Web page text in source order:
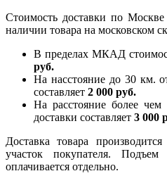
Стоимость доставки по
наличии товара на московском
В пределах МКАД
руб.
На насcтояние до 30 км.
составляет 2 000 руб.
На расстояние более
доставки составляет 3 000
Доставка товара
участок покупателя.
оплачивается отдельно.